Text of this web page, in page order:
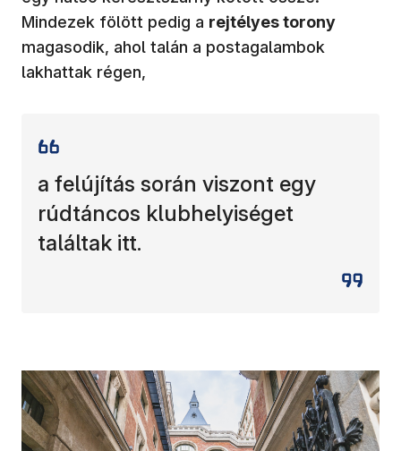
Mindezek fölött pedig a rejtélyes torony
magasodik, ahol talán a postagalambok
lakhattak régen,
a felújítás során viszont egy
rúdtáncos klubhelyiséget
találtak itt.